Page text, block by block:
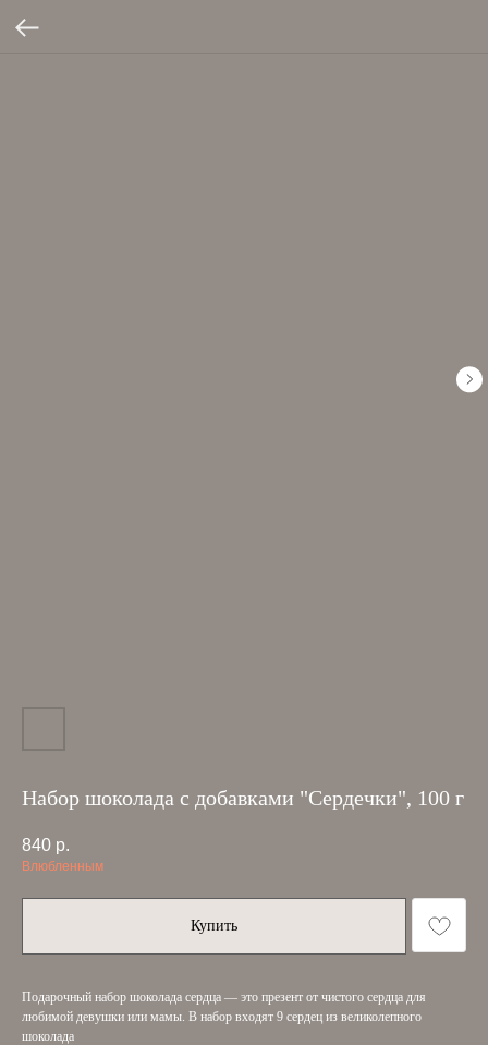
Набор шоколада с добавками "Сердечки", 100 г
840 р.
Влюбленным
Купить
Подарочный набор шоколада сердца — это презент от чистого сердца для
любимой девушки или мамы. В набор входят 9 сердец из великолепного
шоколада